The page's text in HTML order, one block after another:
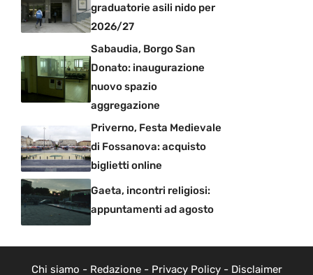
graduatorie asili nido per
2026/27
Sabaudia, Borgo San
Donato: inaugurazione
nuovo spazio
aggregazione
Priverno, Festa Medievale
di Fossanova: acquisto
biglietti online
Gaeta, incontri religiosi:
appuntamenti ad agosto
Chi siamo - Redazione- Privacy Policy- Disclaimer